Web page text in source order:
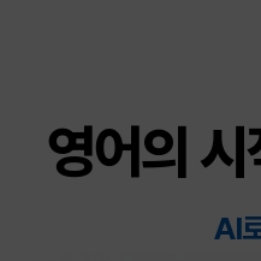
영어의
AI